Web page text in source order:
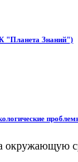
"Планета Знаний")
окружающую